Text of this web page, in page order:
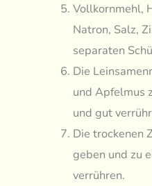
Vollkornmehl,
Natron, Salz,
separaten
Die
und Apfelmus
und gut
Die trockenen
geben und zu
verrühren.